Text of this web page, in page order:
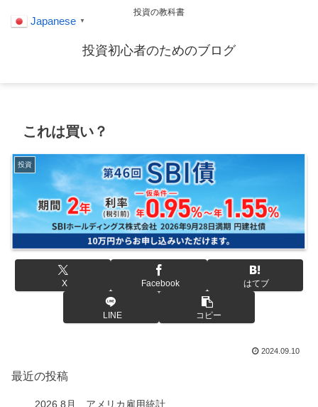
投資の教科書
投資初心者のためのブログ
これは買い？
投資
X Facebook はてブ
LINE コピー
2024.09.10
最近の投稿
2026 8月 アメリカ雇用統計
Japanese ▼